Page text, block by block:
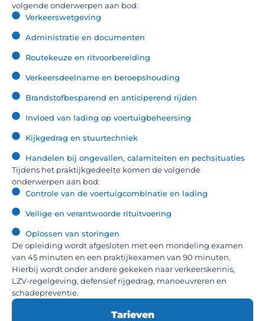
volgende onderwerpen aan bod:
Verkeerswetgeving
Administratie en documenten
Routekeuze en ritvoorbereiding
Verkeersdeelname en beroepshouding
Brandstofbesparend en anticiperend rijden
Invloed van lading op voertuigbeheersing
Kijkgedrag en stuurtechniek
Handelen bij ongevallen, calamiteiten en pechsituaties
Tijdens het praktijkgedeelte komen de volgende
onderwerpen aan bod:
Controle van de voertuigcombinatie en lading
Veilige en verantwoorde rituitvoering
Oplossen van storingen
De opleiding wordt afgesloten met een mondeling examen
van 45 minuten en een praktijkexamen van 90 minuten.
Hierbij wordt onder andere gekeken naar verkeerskennis,
LZV-regelgeving, defensief rijgedrag, manoeuvreren en
schadepreventie.
Tarieven